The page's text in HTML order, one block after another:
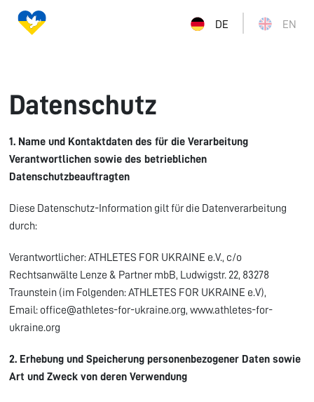
DE EN
Datenschutz
1. Name und Kontaktdaten des für die Verarbeitung
Verantwortlichen sowie des betrieblichen
Datenschutzbeauftragten
Diese Datenschutz-Information gilt für die Datenverarbeitung
durch:
Verantwortlicher: ATHLETES FOR UKRAINE e.V., c/o
Rechtsanwälte Lenze & Partner mbB, Ludwigstr. 22, 83278
Traunstein (im Folgenden: ATHLETES FOR UKRAINE e.V),
Email: office@athletes-for-ukraine.org, www.athletes-for-
ukraine.org
2. Erhebung und Speicherung personenbezogener Daten sowie
Art und Zweck von deren Verwendung